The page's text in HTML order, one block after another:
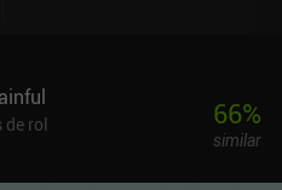
de rol
66%
similar